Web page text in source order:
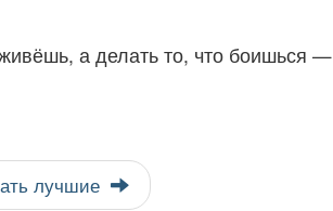
а делать то, что боишься —
лучшие